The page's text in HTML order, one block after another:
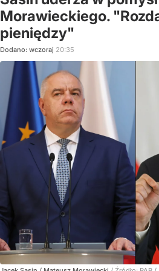
Morawieckiego.
pieniędzy"
Dodano: wczoraj 20:35